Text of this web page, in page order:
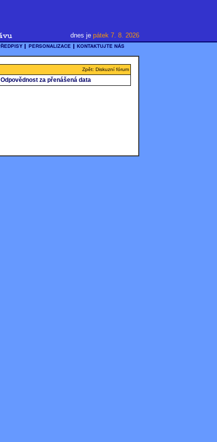
dnes je pátek 7. 8. 2026
Zpět: Diskuzní fórum
Odpovědnost za přenášená data